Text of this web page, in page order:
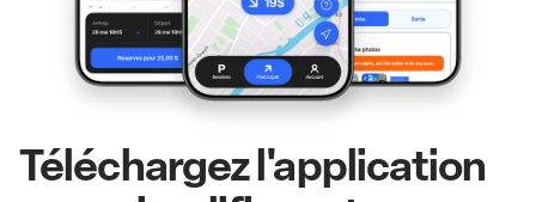
Téléchargez l'application